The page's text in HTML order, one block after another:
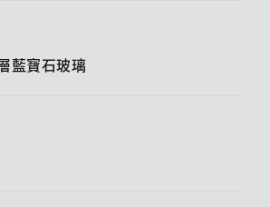
藍寶石玻璃